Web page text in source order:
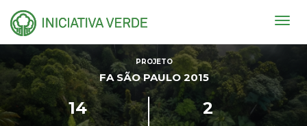
PROJETO
FA SÃO PAULO 2015
14 2